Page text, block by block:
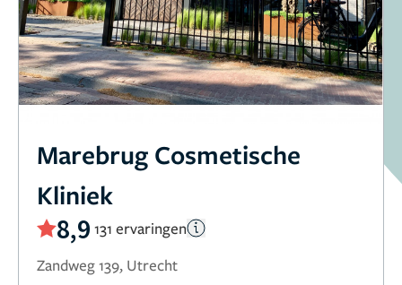
Marebrug Cosmetische
Kliniek
8,9 131 ervaringen
Zandweg 139, Utrecht